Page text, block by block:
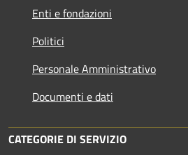
Enti e fondazioni
Politici
Personale Amministrativo
Documenti e dati
CATEGORIE DI SERVIZIO